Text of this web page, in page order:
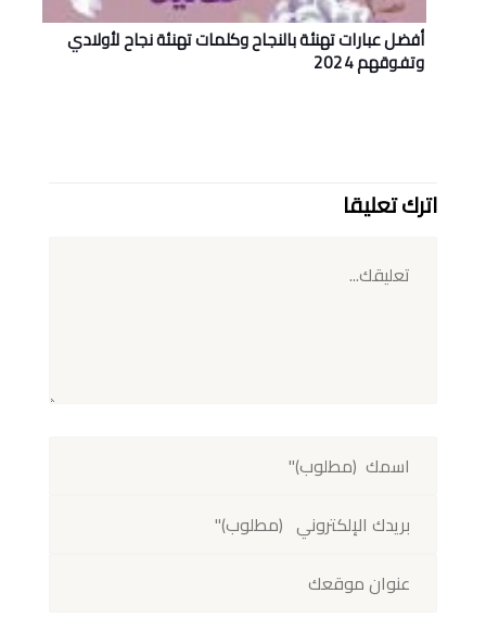
أفضل عبارات تهنئة بالنجاح وكلمات تهنئة نجاح لأولادي
وتفوقهم 2024
اترك تعليقا